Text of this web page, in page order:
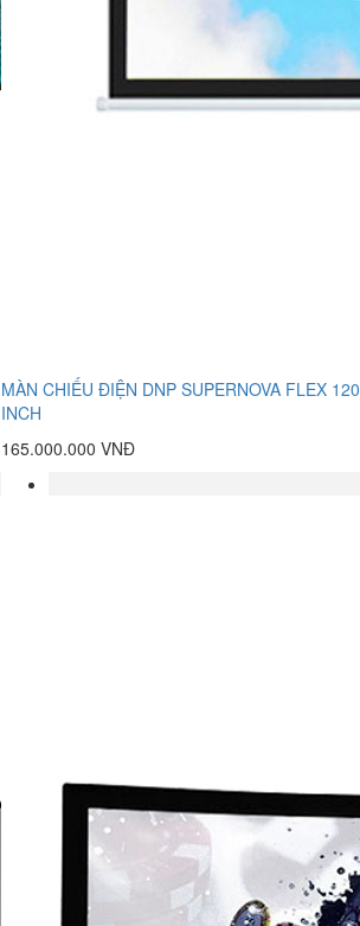
MÀN CHIẾU ĐIỆN DNP SUPERNOVA FLEX 120
INCH
165.000.000 VNĐ